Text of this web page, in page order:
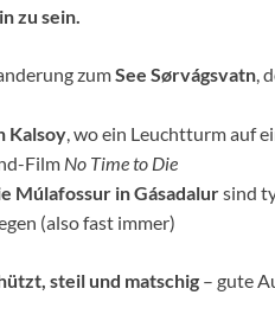
zu sein.
zumSee Sørvágsvatn,
Kalsoy, wo ein Leuchtturm auf
Film No Time to Die
Múlafossur in Gásadalursind
(also fast immer)
steil und matschig – gute